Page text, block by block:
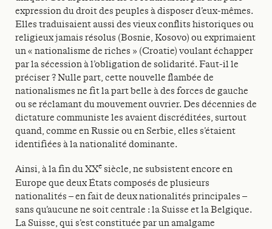
expression du droit des peuples à disposer d’eux-mêmes.
Elles traduisaient aussi des vieux conflits historiques ou
religieux jamais résolus (Bosnie, Kosovo) ou exprimaient
un « nationalisme de riches » (Croatie) voulant échapper
par la sécession à l’obligation de solidarité. Faut-il le
préciser ? Nulle part, cette nouvelle flambée de
nationalismes ne fit la part belle à des forces de gauche
ou se réclamant du mouvement ouvrier. Des décennies de
dictature communiste les avaient discréditées, surtout
quand, comme en Russie ou en Serbie, elles s’étaient
identifiées à la nationalité dominante.
Ainsi, à la fin du XXe siècle, ne subsistent encore en
Europe que deux États composés de plusieurs
nationalités – en fait de deux nationalités principales –
sans qu’aucune ne soit centrale : la Suisse et la Belgique.
La Suisse, qui s’est constituée par un amalgame